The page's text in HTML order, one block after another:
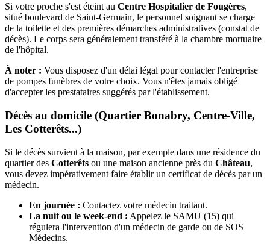
Si votre proche s'est éteint au Centre Hospitalier de Fougères,
situé boulevard de Saint-Germain, le personnel soignant se charge
de la toilette et des premières démarches administratives (constat de
décès). Le corps sera généralement transféré à la chambre mortuaire
de l'hôpital.
À noter : Vous disposez d'un délai légal pour contacter l'entreprise
de pompes funèbres de votre choix. Vous n'êtes jamais obligé
d'accepter les prestataires suggérés par l'établissement.
Décès au domicile (Quartier Bonabry, Centre-Ville,
Les Cotterêts...)
Si le décès survient à la maison, par exemple dans une résidence du
quartier des Cotterêts ou une maison ancienne près du Château,
vous devez impérativement faire établir un certificat de décès par un
médecin.
En journée : Contactez votre médecin traitant.
La nuit ou le week-end : Appelez le SAMU (15) qui
régulera l'intervention d'un médecin de garde ou de SOS
Médecins.